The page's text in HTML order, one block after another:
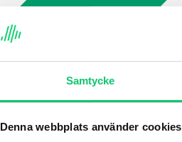
Samtycke
Denna webbplats använder cookies